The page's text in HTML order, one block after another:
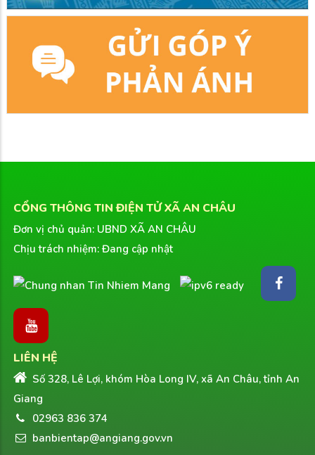
CỔNG THÔNG TIN ĐIỆN TỬ XÃ AN CHÂU
Đơn vị chủ quản: UBND XÃ AN CHÂU
Chịu trách nhiệm: Đang cập nhật
LIÊN HỆ
Số 328, Lê Lợi, khóm Hòa Long IV, xã An Châu, tỉnh An
Giang
02963 836 374
banbientap@angiang.gov.vn